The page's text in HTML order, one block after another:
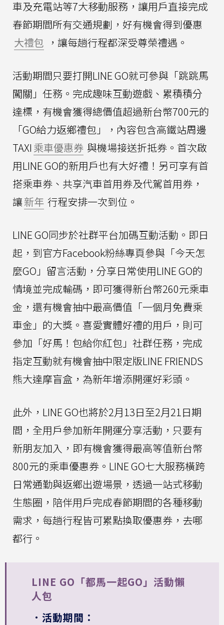
車及充電站等7大移動服務，讓用戶直接完成
春節期間所有交通規劃，好有機會得到優惠
大禮包 ，讓每趟行程都深受尊榮禮遇。
活動期間只要打開LINE GO就可參與「跳跳馬
闖關」任務。完成趣味互動遊戲、累積積分
達標，有機會獲得總價值超過新台幣700元的
「GO給力返鄉禮包」，內容包含高鐵站周邊
TAXI 乘車優惠券 與機場接送折抵券。首次啟
用LINE GO的新用戶也有大好禮！另可享有首
搭乘車券、共享汽車首用券及代駕首用券，
讓新年 行程安排一次到位。
LINE GO同步於社群平台加碼互動活動。即日
起，到官方Facebook粉絲專頁參與「今天怎
麼GO」留言活動，分享日常使用LINE GO的
情境並完成輸碼，即可獲得新台幣260元乘車
金，還有機會抽中最高價值「一個月免費乘
車金」的大獎。喜愛實體好禮的用戶，則可
參加「好馬！包給你紅包」社群任務，完成
指定互動就有機會抽中限定版LINE FRIENDS
熊大達摩盲盒，為新年增添開運好彩頭。
此外，LINE GO也將於2月13日至2月21日期
間，全用戶參加新年開運分享活動，只要有
新朋友加入，即有機會獲得最高等值新台幣
800元的乘車優惠券。LINE GO七大服務橫跨
日常通勤與返鄉出遊場景，透過一站式移動
生態圈，陪伴用戶完成春節期間的各種移動
需求，每趟行程皆可累點換取優惠券，去哪
都行。
LINE GO「都馬一起GO」活動懶
人包
．活動期間：